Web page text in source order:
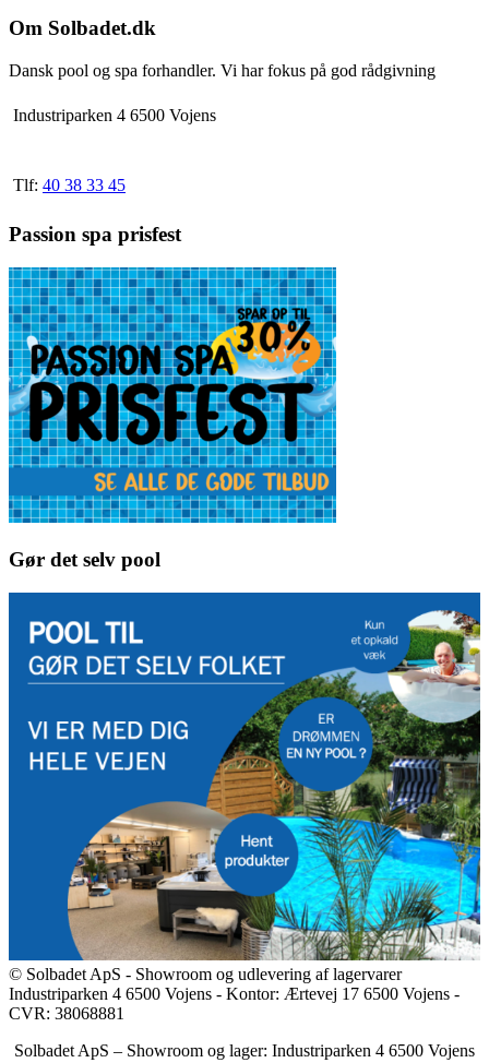
Mulighederne
kan
vælges
på
Om Solbadet.dk
Dansk pool og spa forhandler. Vi har fokus på god rådgivning
Industriparken 4 6500 Vojens
Tlf: 40 38 33 45
Passion spa prisfest
Gør det selv pool
© Solbadet ApS - Showroom og udlevering af lagervarer
Industriparken 4 6500 Vojens - Kontor: Ærtevej 17 6500 Vojens -
CVR: 38068881
Solbadet ApS – Showroom og lager: Industriparken 4 6500 Vojens